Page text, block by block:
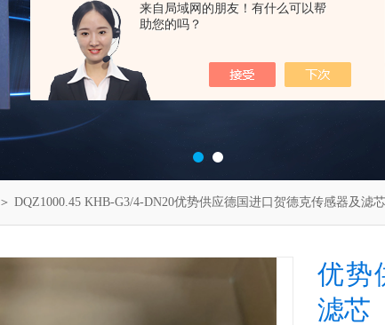
来自局域网的朋友！有什么可以帮
助您的吗？
＞ DQZ1000.45 KHB-G3/4-DN20优势供应德国进口贺德克传感器及滤芯
优势
滤芯